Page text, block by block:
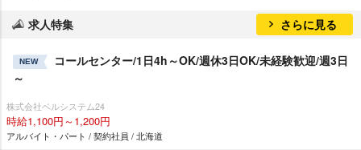
求人特集 さらに見る
NEW
コールセンター/1日4h～OK/週休3日OK/未経験歓迎/週3日
～
株式会社ベルシステム24
時給1,100円～1,200円
アルバイト・パート / 契約社員 / 北海道